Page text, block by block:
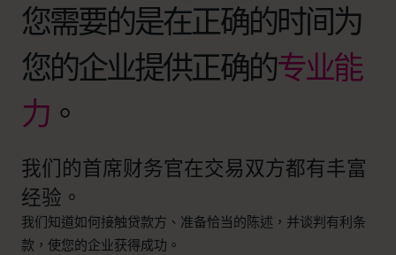
您需要的是在正确的时间为
您的企业提供正确的专业能
力 。
我们的首席财务官在交易双方都有丰富
经验。
我们知道如何接触贷款方、准备恰当的陈述，并谈判有利条
款，使您的企业获得成功。